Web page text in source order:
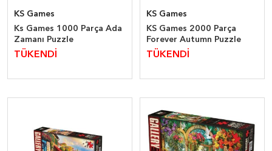
KS Games
Ks Games 1000 Parça Ada
Zamanı Puzzle
TÜKENDİ
KS Games
KS Games 2000 Parça
Forever Autumn Puzzle
TÜKENDİ